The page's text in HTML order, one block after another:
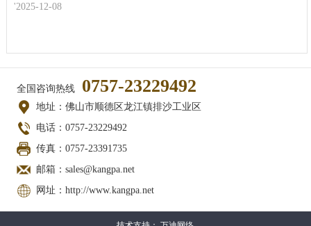
'2025-12-08
全国咨询热线 0757-23229492
地址：佛山市顺德区龙江镇排沙工业区
电话：0757-23229492
传真：0757-23391735
邮箱：sales@kangpa.net
网址：http://www.kangpa.net